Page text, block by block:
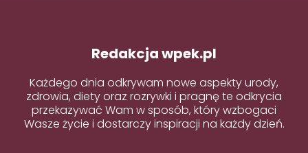
Redakcja wpek.pl
Każdego dnia odkrywam nowe aspekty urody,
zdrowia, diety oraz rozrywki i pragnę te odkrycia
przekazywać Wam w sposób, który wzbogaci
Wasze życie i dostarczy inspiracji na każdy dzień.